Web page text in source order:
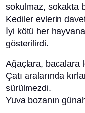
sokulmaz, sokakta
Kediler evlerin
İyi kötü her
gösterilirdi.
Ağaçlara, bacalara
Çatı aralarında
sürülmezdi.
Yuva bozanın